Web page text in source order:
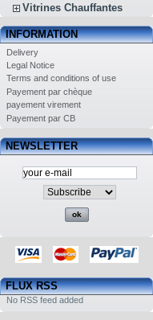
Vitrines Chauffantes
INFORMATION
Delivery
Legal Notice
Terms and conditions of use
Payement par chèque
payement virement
Payement par CB
NEWSLETTER
FLUX RSS
No RSS feed added